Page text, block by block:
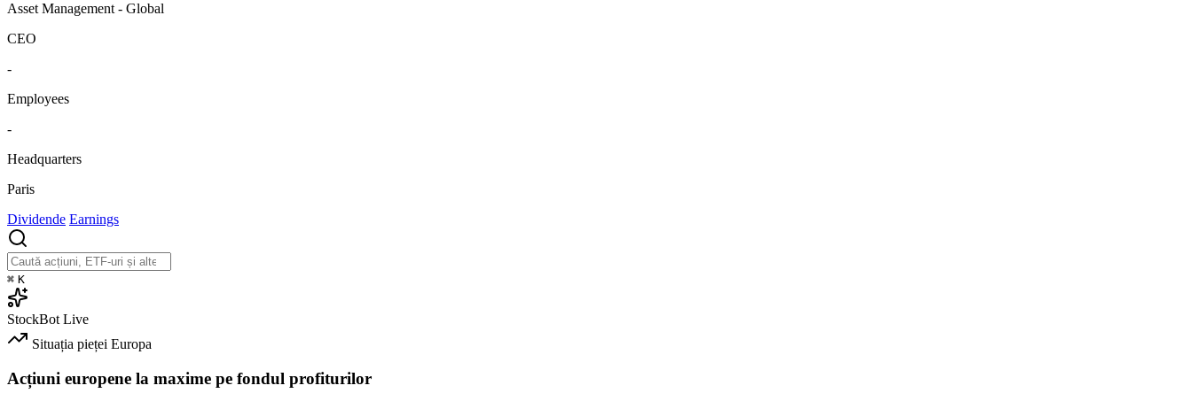
Asset Management - Global
CEO
-
Employees
-
Headquarters
Paris
Dividende Earnings
⌘ K
StockBot Live
Situația pieței Europa
Acțiuni europene la maxime pe fondul profiturilor